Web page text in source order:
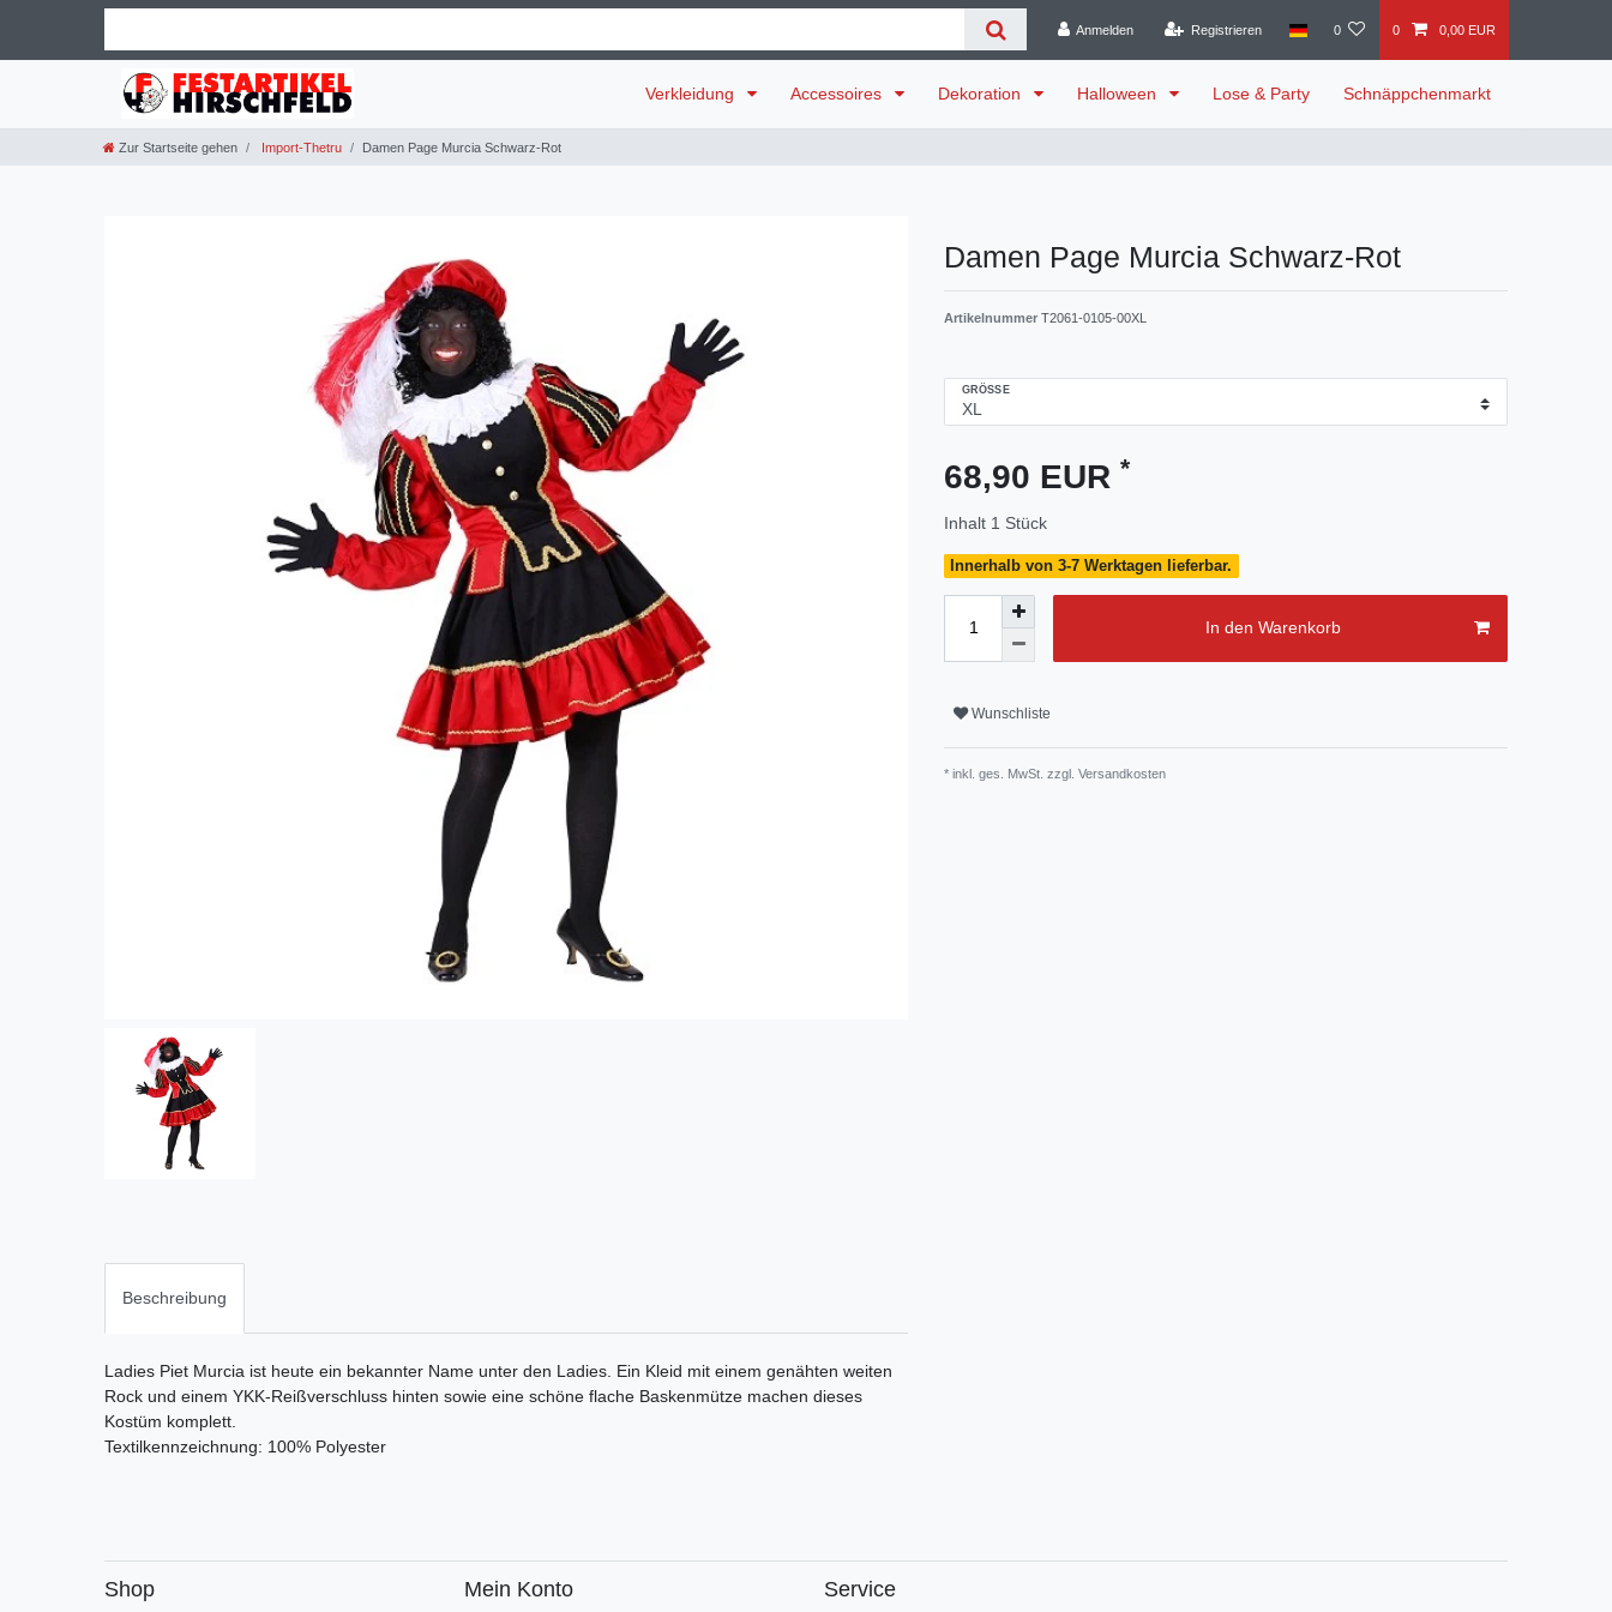
Anmelden Registrieren 0 0 0,00 EUR
Verkleidung Accessoires Dekoration Halloween Lose & Party Schnäppchenmarkt
Zur Startseite gehen Import-Thetru Damen Page Murcia Schwarz-Rot
Damen Page Murcia Schwarz-Rot
Artikelnummer T2061-0105-00XL
GRÖSSE
68,90 EUR *
Inhalt 1 Stück
Innerhalb von 3-7 Werktagen lieferbar.
In den Warenkorb
Wunschliste
* inkl. ges. MwSt. zzgl. Versandkosten
Beschreibung
Ladies Piet Murcia ist heute ein bekannter Name unter den Ladies. Ein Kleid mit einem genähten weiten
Rock und einem YKK-Reißverschluss hinten sowie eine schöne flache Baskenmütze machen dieses
Kostüm komplett.
Textilkennzeichnung: 100% Polyester
Shop Mein Konto Service